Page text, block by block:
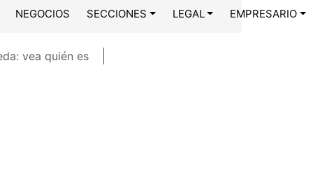
NEGOCIOS SECCIONES LEGAL EMPRESARIO
vea quién es